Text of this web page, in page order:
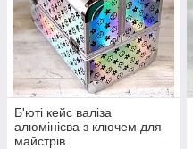
Б'юті кейс валіза
алюмінієва з ключем для
майстрів